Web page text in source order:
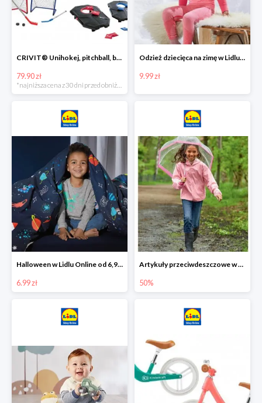
CRIVIT® Unihokej, pitchball, bean bag lub disc golf
79.90 zł
Odzież dziecięca na zimę w Lidlu Online od 9,99 zł
9.99 zł
Halloween w Lidlu Online od 6,99 zł
6.99 zł
Artykuły przeciwdeszczowe w Lodilu Online do -50%
50%